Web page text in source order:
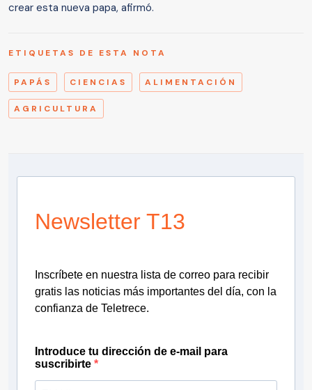
crear esta nueva papa, afirmó.
ETIQUETAS DE ESTA NOTA
PAPÁS CIENCIAS ALIMENTACIÓN
AGRICULTURA
Newsletter T13
Inscríbete en nuestra lista de correo para recibir
gratis las noticias más importantes del día, con la
confianza de Teletrece.
Introduce tu dirección de e-mail para
suscribirte